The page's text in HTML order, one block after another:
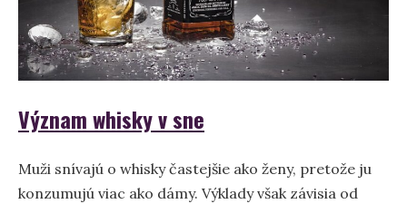
Význam whisky v sne
Muži snívajú o whisky častejšie ako ženy, pretože ju
konzumujú viac ako dámy. Výklady však závisia od